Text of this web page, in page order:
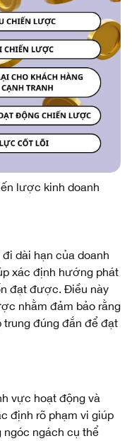
lược kinh doanh
dài hạn của doanh
xác định hướng phát
đạt được. Điều này
nhằm đảm bảo rằng
đúng đắn để đạt
vực hoạt động và
định rõ phạm vi giúp
ngóc ngách cụ thể